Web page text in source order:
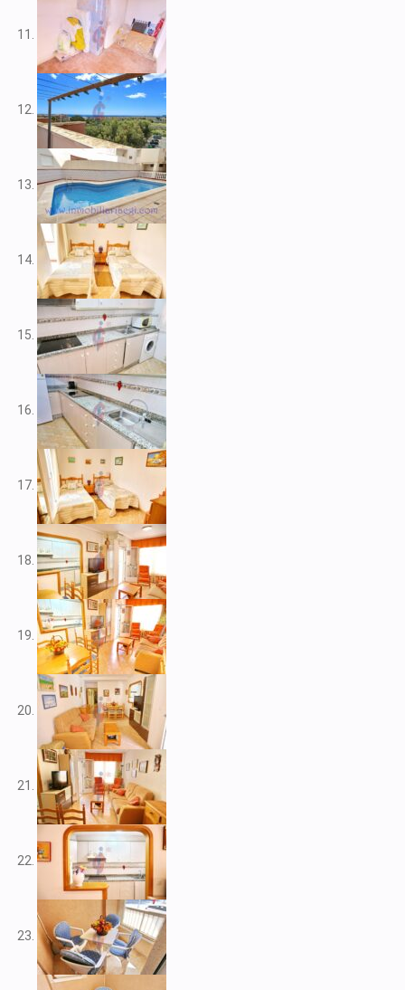
V2165
V2172
V2177
V2178
V2183
V2187
V2192
V2199
V2208
V2209
V2212
V2217
V2221
V2222
V2223
V2224
V2226
V2228
V2230
V2232
V2235
V2237
V2239
V2240
V2241
V2243
V2246
V2248
V2253
V2255
V2256
V2257
V2258
V2262
V2265
V2266
V2267
V2268
V2269
V2272
V2273
V2276
V2284
V2291
V2301
V2303
V2304
V2308
V2309
V2313
V2314
V2316
V2317
V2320
V2322
V2325
V2333
V2334
V2341
V2345